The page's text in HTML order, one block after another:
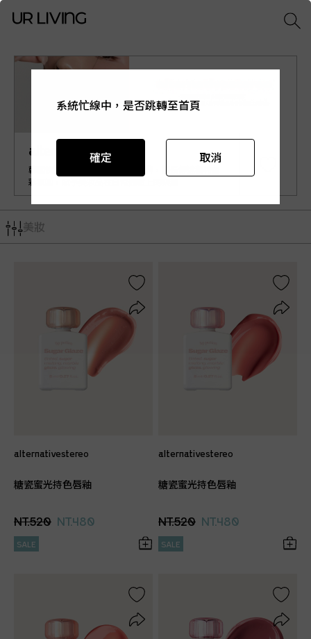
alternativestereo
韓國快速竄起的小眾新興彩妝品牌，擅長傳達獨特色
彩氛圍，賦予美妝品在日常體驗上的樂趣
美妝
alternativestereo
糖瓷蜜光持色唇釉
NT.520 NT.480
SALE
alternativestereo
糖瓷蜜光持色唇釉
NT.520 NT.480
SALE
系統忙線中，是否跳轉至首頁
確定 取消
系統忙線中，是否跳轉至首頁
確定 取消
系統忙線中，是否跳轉至首頁
確定 取消
系統忙線中，是否跳轉至首頁
確定 取消
系統忙線中，是否跳轉至首頁
確定 取消